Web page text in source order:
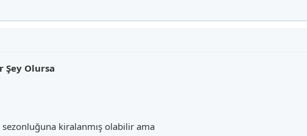
Şey Olursa
sezonluğuna kiralanmış olabilir ama